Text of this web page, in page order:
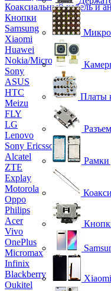
Коаксиальный кабель и
Кнопки
Samsung
Xiaomi
Huawei
Nokia/Microsoft
Sony
ASUS
HTC
Meizu
FLY
LG
Lenovo
Sony Ericsson
Alcatel
ZTE
Explay
Motorola
Oppo
Philips
Acer
Vivo
OnePlus
Micromax
Infinix
Blackberry
Oukitel
Платы
Рамки
Xiaomi